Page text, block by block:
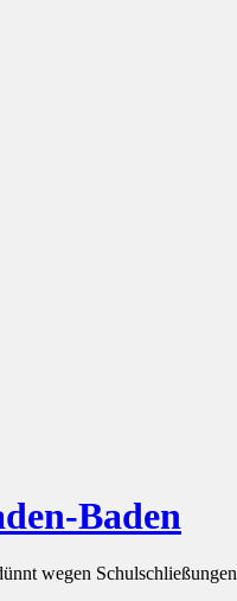
Baden
wegen Schulschließungen